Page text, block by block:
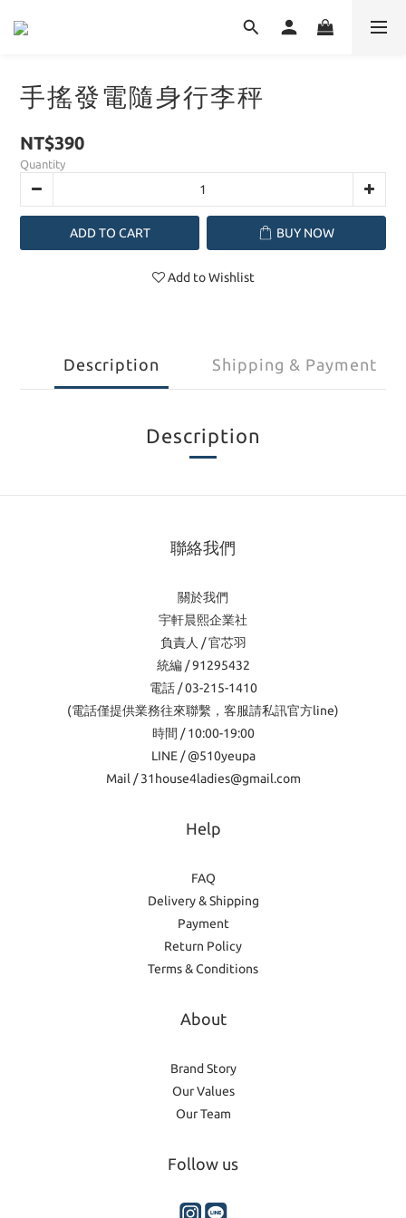
手搖發電隨身行李秤
NT$390
Quantity
ADD TO CART BUY NOW
Add to Wishlist
Description Shipping & Payment
Description
聯絡我們
關於我們
宇軒晨熙企業社
負責人 / 官芯羽
統編 / 91295432
電話 / 03-215-1410
(電話僅提供業務往來聯繫，客服請私訊官方line)
時間 / 10:00-19:00
LINE / @510yeupa
Mail / 31house4ladies@gmail.com
Help
FAQ
Delivery & Shipping
Payment
Return Policy
Terms & Conditions
About
Brand Story
Our Values
Our Team
Follow us